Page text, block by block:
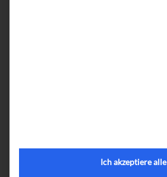
Ich akzeptiere alle